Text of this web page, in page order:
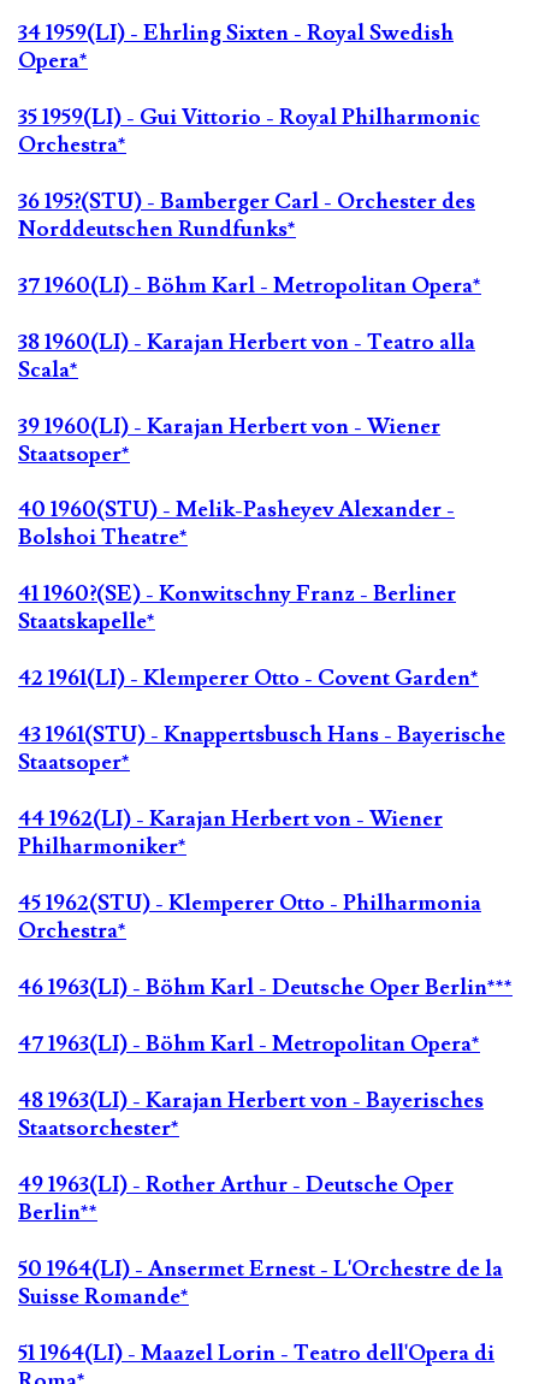
34 1959(LI) - Ehrling Sixten - Royal Swedish
Opera*
35 1959(LI) - Gui Vittorio - Royal Philharmonic
Orchestra*
36 195?(STU) - Bamberger Carl - Orchester des
Norddeutschen Rundfunks*
37 1960(LI) - Böhm Karl - Metropolitan Opera*
38 1960(LI) - Karajan Herbert von - Teatro alla
Scala*
39 1960(LI) - Karajan Herbert von - Wiener
Staatsoper*
40 1960(STU) - Melik-Pasheyev Alexander -
Bolshoi Theatre*
41 1960?(SE) - Konwitschny Franz - Berliner
Staatskapelle*
42 1961(LI) - Klemperer Otto - Covent Garden*
43 1961(STU) - Knappertsbusch Hans - Bayerische
Staatsoper*
44 1962(LI) - Karajan Herbert von - Wiener
Philharmoniker*
45 1962(STU) - Klemperer Otto - Philharmonia
Orchestra*
46 1963(LI) - Böhm Karl - Deutsche Oper Berlin***
47 1963(LI) - Böhm Karl - Metropolitan Opera*
48 1963(LI) - Karajan Herbert von - Bayerisches
Staatsorchester*
49 1963(LI) - Rother Arthur - Deutsche Oper
Berlin**
50 1964(LI) - Ansermet Ernest - L'Orchestre de la
Suisse Romande*
51 1964(LI) - Maazel Lorin - Teatro dell'Opera di